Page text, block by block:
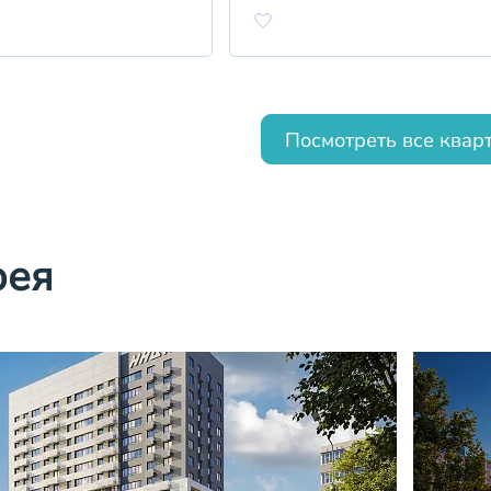
Посмотреть все